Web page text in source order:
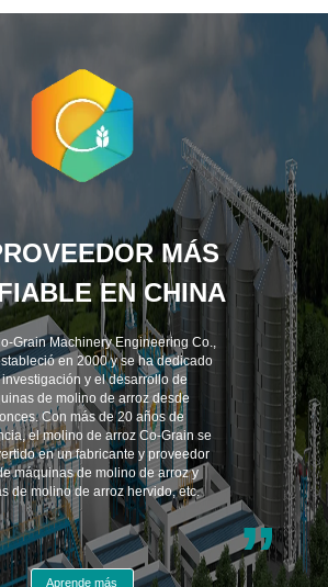
MÁS
EN CHINA
Grain Machinery Engineering Co.,
en 2000 y se ha dedicado
y el desarrollo de
de molino de arroz desde
Con más de 20 años de
el molino de arroz Co-Grain se
en un fabricante y proveedor
máquinas de molino de arroz y
de molino de arroz hervido, etc.
”
Aprende más